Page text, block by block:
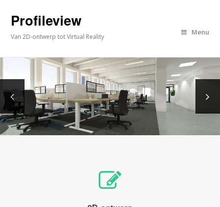
Profileview
Van 2D-ontwerp tot Virtual Reality
Menu